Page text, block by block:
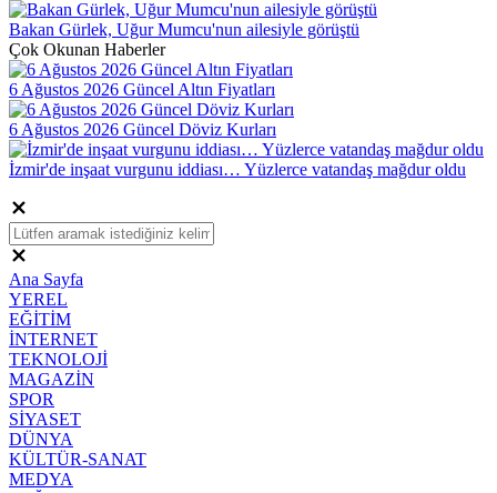
Bakan Gürlek, Uğur Mumcu'nun ailesiyle görüştü
Çok Okunan Haberler
6 Ağustos 2026 Güncel Altın Fiyatları
6 Ağustos 2026 Güncel Döviz Kurları
İzmir'de inşaat vurgunu iddiası… Yüzlerce vatandaş mağdur oldu
Ana Sayfa
YEREL
EĞİTİM
İNTERNET
TEKNOLOJİ
MAGAZİN
SPOR
SİYASET
DÜNYA
KÜLTÜR-SANAT
MEDYA